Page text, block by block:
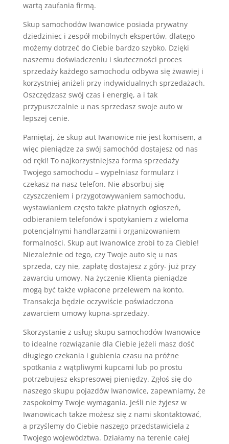
wartą zaufania firmą.
Skup samochodów Iwanowice posiada prywatny
dziedziniec i zespół mobilnych ekspertów, dlatego
możemy dotrzeć do Ciebie bardzo szybko. Dzięki
naszemu doświadczeniu i skuteczności proces
sprzedaży każdego samochodu odbywa się żwawiej i
korzystniej aniżeli przy indywidualnych sprzedażach.
Oszczędzasz swój czas i energię, a i tak
przypuszczalnie u nas sprzedasz swoje auto w
lepszej cenie.
Pamiętaj, że skup aut Iwanowice nie jest komisem, a
więc pieniądze za swój samochód dostajesz od nas
od ręki! To najkorzystniejsza forma sprzedaży
Twojego samochodu – wypełniasz formularz i
czekasz na nasz telefon. Nie absorbuj się
czyszczeniem i przygotowywaniem samochodu,
wystawianiem często także płatnych ogłoszeń,
odbieraniem telefonów i spotykaniem z wieloma
potencjalnymi handlarzami i organizowaniem
formalności. Skup aut Iwanowice zrobi to za Ciebie!
Niezależnie od tego, czy Twoje auto się u nas
sprzeda, czy nie, zapłatę dostajesz z góry- już przy
zawarciu umowy. Na życzenie Klienta pieniądze
mogą być także wpłacone przelewem na konto.
Transakcja będzie oczywiście poświadczona
zawarciem umowy kupna-sprzedaży.
Skorzystanie z usług skupu samochodów Iwanowice
to idealne rozwiązanie dla Ciebie jeżeli masz dość
długiego czekania i gubienia czasu na próżne
spotkania z wątpliwymi kupcami lub po prostu
potrzebujesz ekspresowej pieniędzy. Zgłoś się do
naszego skupu pojazdów Iwanowice, zapewniamy, że
zaspokoimy Twoje wymagania. Jeśli nie żyjesz w
Iwanowicach także możesz się z nami skontaktować,
a przyślemy do Ciebie naszego przedstawiciela z
Twojego województwa. Działamy na terenie całej